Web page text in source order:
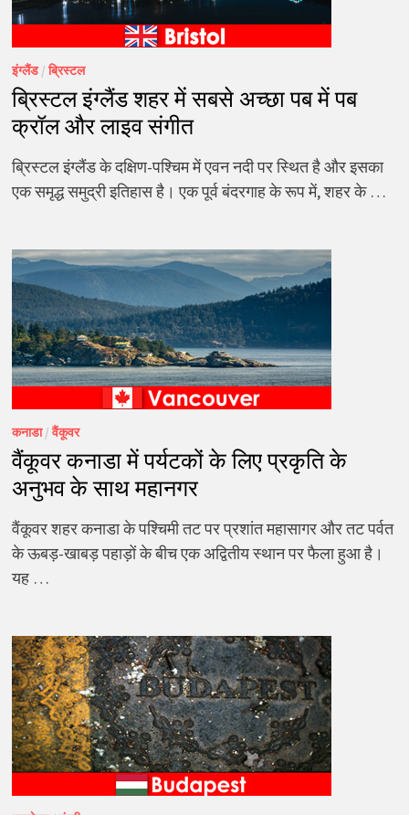
इंग्लैंड/ब्रिस्टल
ब्रिस्टल इंग्लैंड शहर में सबसे अच्छा पब में पब
क्रॉल और लाइव संगीत
ब्रिस्टल इंग्लैंड के दक्षिण-पश्चिम में एवन नदी पर स्थित है और इसका
एक समृद्ध समुद्री इतिहास है। एक पूर्व बंदरगाह के रूप में, शहर के …
कनाडा/वैंकूवर
वैंकूवर कनाडा में पर्यटकों के लिए प्रकृति के
अनुभव के साथ महानगर
वैंकूवर शहर कनाडा के पश्चिमी तट पर प्रशांत महासागर और तट पर्वत
के ऊबड़-खाबड़ पहाड़ों के बीच एक अद्वितीय स्थान पर फैला हुआ है।
यह …